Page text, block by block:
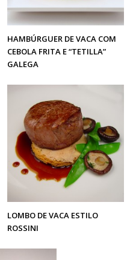
HAMBÚRGUER DE VACA COM
CEBOLA FRITA E “TETILLA”
GALEGA
LOMBO DE VACA ESTILO
ROSSINI